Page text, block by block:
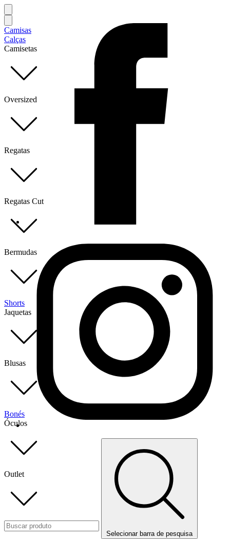
Camisas
Calças
Camisetas
Oversized
Regatas
Regatas Cut
Bermudas
Shorts
Jaquetas
Blusas
Bonés
Óculos
Outlet
Selecionar barra de pesquisa